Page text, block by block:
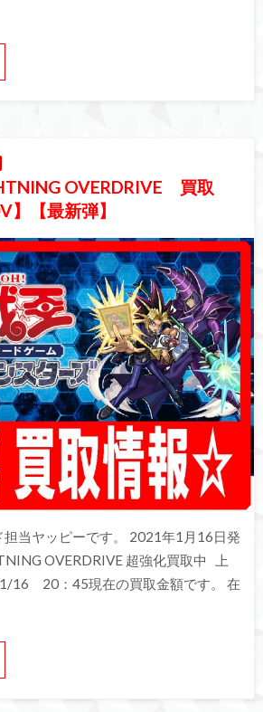
OVERDRIVE 買取
】【最新弾】
担当ヤッピーです。 2021年1月16日発
OVERDRIVE 超強化買取中 上
16 20：45現在の買取金額です。 在